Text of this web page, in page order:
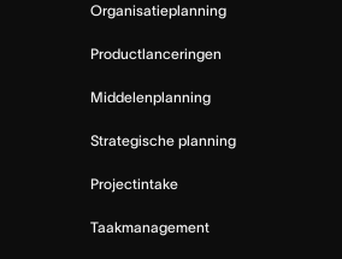
Organisatieplanning
Productlanceringen
Middelenplanning
Strategische planning
Projectintake
Taakmanagement